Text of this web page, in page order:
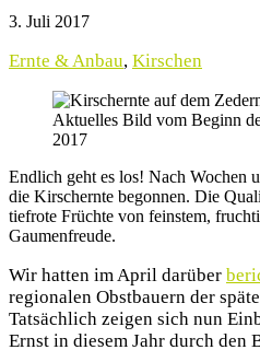
3. Juli 2017
Ernte & Anbau, Kirschen
Aktuelles Bild vom Beginn
2017
Endlich geht es los! Nach Wochen
die Kirschernte begonnen. Die
tiefrote Früchte von feinstem,
Gaumenfreude.
Wir hatten im April darüber
regionalen Obstbauern der
Tatsächlich zeigen sich nun
Ernst in diesem Jahr durch den